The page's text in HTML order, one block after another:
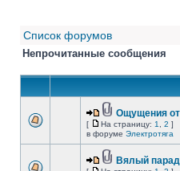
Список форумов
Непрочитанные сообщения
Ощущения от
[ На страницу: 1 2 ]
в форуме Электротяга
Вялый парад